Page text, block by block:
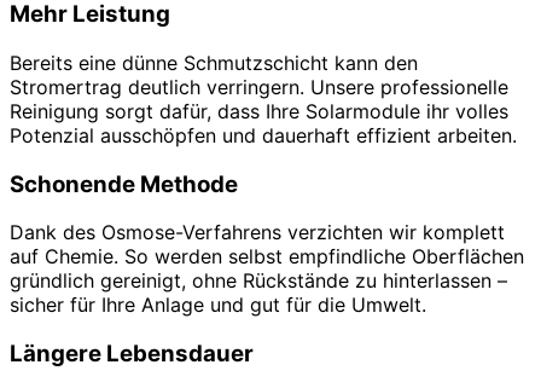
Mehr Leistung
Bereits eine dünne Schmutzschicht kann den
Stromertrag deutlich verringern. Unsere professionelle
Reinigung sorgt dafür, dass Ihre Solarmodule ihr volles
Potenzial ausschöpfen und dauerhaft effizient arbeiten.
Schonende Methode
Dank des Osmose-Verfahrens verzichten wir komplett
auf Chemie. So werden selbst empfindliche Oberflächen
gründlich gereinigt, ohne Rückstände zu hinterlassen –
sicher für Ihre Anlage und gut für die Umwelt.
Längere Lebensdauer